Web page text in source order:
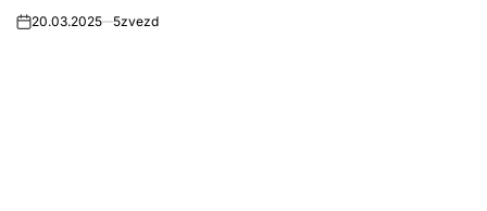
on20.03.2025 5zvezd